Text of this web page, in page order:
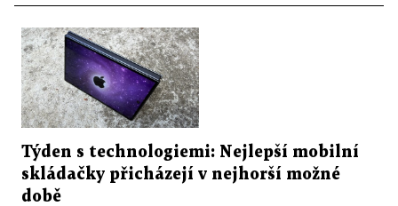
Týden s technologiemi: Nejlepší mobilní
skládačky přicházejí v nejhorší možné
době